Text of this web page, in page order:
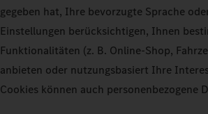
gegeben hat, Ihre bevorzugte Sprache
Einstellungen berücksichtigen, Ihnen
Funktionalitäten (z. B. Online-Shop,
anbieten oder nutzungsbasiert Ihre
Cookies können auch personenbezogene